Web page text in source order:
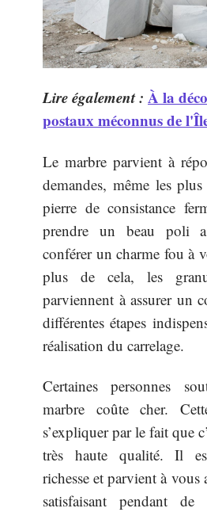
Lire également : À la
postaux méconnus de
Le marbre parvient à
demandes, même les
pierre de consistance
prendre un beau poli
conférer un charme fou à
plus de cela, les
parviennent à assurer un
différentes étapes
réalisation du carrelage.
Certaines personnes
marbre coûte cher.
s’expliquer par le fait que
très haute qualité. Il
richesse et parvient à vous
satisfaisant pendant de